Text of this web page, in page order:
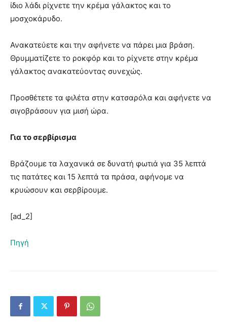
ίδιο λάδι ρίχνετε την κρέμα γάλακτος και το
μοσχοκάρυδο.
Ανακατεύετε και την αφήνετε να πάρει μια βράση.
Θρυμματίζετε το ροκφόρ και το ρίχνετε στην κρέμα
γάλακτος ανακατεύοντας συνεχώς.
Προσθέτετε τα φιλέτα στην κατσαρόλα και αφήνετε να
σιγοβράσουν για μισή ώρα.
Για το σερβίρισμα
Βράζουμε τα λαχανικά σε δυνατή φωτιά για 35 λεπτά
τις πατάτες και 15 λεπτά τα πράσα, αφήνομε να
κρυώσουν και σερβίρουμε.
[ad_2]
Πηγή